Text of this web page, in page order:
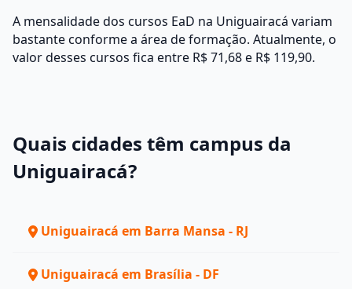
A mensalidade dos cursos EaD na Uniguairacá variam
bastante conforme a área de formação. Atualmente, o
valor desses cursos fica entre R$ 71,68 e R$ 119,90.
Quais cidades têm campus da
Uniguairacá?
Uniguairacá em Barra Mansa - RJ
Uniguairacá em Brasília - DF